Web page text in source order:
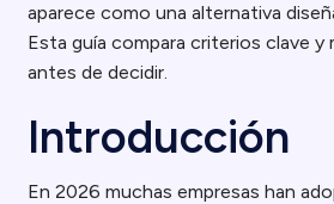
aparece como una alternativa
Esta guía compara criterios clave y
antes de decidir.
Introducción
En 2026 muchas empresas han